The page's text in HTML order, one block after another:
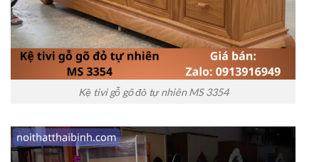
Kệ tivi gỗ gõ đỏ tự nhiên MS 3354